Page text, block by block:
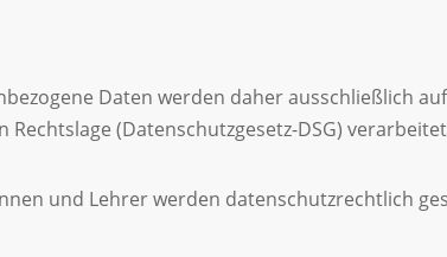
Daten werden daher ausschließlich
(Datenschutzgesetz-DSG)
und Lehrer werden datenschutzrechtlich